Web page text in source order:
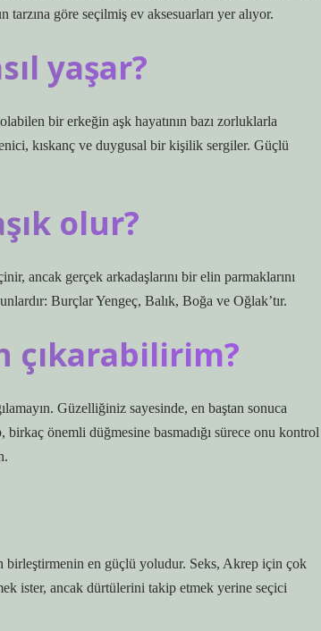
tarzına göre seçilmiş ev aksesuarları yer alıyor.
yaşar?
bir erkeğin aşk hayatının bazı zorluklarla
kıskanç ve duygusal bir kişilik sergiler. Güçlü
olur?
ancak gerçek arkadaşlarını bir elin parmaklarını
Burçlar Yengeç, Balık, Boğa ve Oğlak’tır.
çıkarabilirim?
Güzelliğiniz sayesinde, en baştan sonuca
önemli düğmesine basmadığı sürece onu kontrol
birleştirmenin en güçlü yoludur. Seks, Akrep için çok
ister, ancak dürtülerini takip etmek yerine seçici